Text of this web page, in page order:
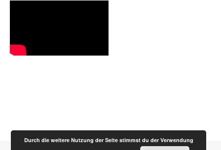
Durch die weitere Nutzung der Seite stimmst du der Verwendung